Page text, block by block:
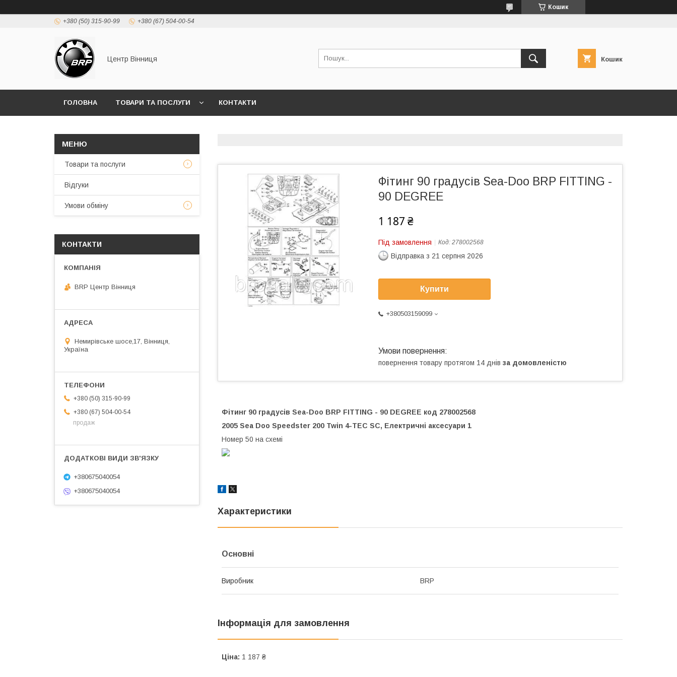
Кошик
+380 (50) 315-90-99 +380 (67) 504-00-54
Центр Вінниця Кошик
ГОЛОВНА ТОВАРИ ТА ПОСЛУГИ КОНТАКТИ
Фітинг 90 градусів Sea-Doo BRP FITTING -
90 DEGREE
1 187 ₴
Під замовлення Код: 278002568
Відправка з 21 серпня 2026
Купити
+380503159099
повернення товару протягом 14 днів за домовленістю
Фітинг 90 градусів Sea-Doo BRP FITTING - 90 DEGREE код 278002568
2005 Sea Doo Speedster 200 Twin 4-TEC SC, Електричні аксесуари 1
Номер 50 на схемі
Характеристики
Основні
Виробник BRP
Інформація для замовлення
Ціна: 1 187 ₴
Товари та послуги
Відгуки
Умови обміну
КОНТАКТИ
BRP Центр Вінниця
Немирівське шосе,17, Вінниця,
Україна
+380 (50) 315-90-99
+380 (67) 504-00-54
продаж
+380675040054
+380675040054